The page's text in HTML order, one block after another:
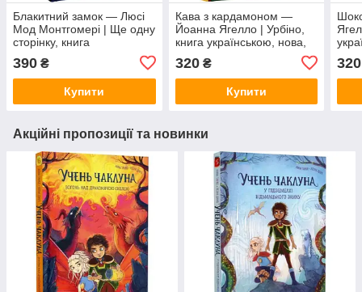
Блакитний замок — Люсі
Мод Монтгомері | Ще одну
сторінку, книга
українською, нова, тверда
390 ₴
Купити
Кава з кардамоном —
Йоанна Ягелло | Урбіно,
книга українською, нова,
320₴
Купити
320
Акційні пропозиції та новинки